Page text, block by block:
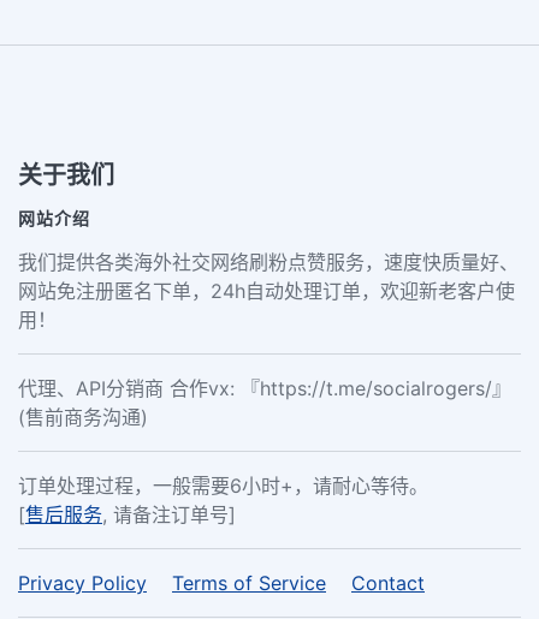
关于我们
网站介绍
我们提供各类海外社交网络刷粉点赞服务，速度快质量好、
网站免注册匿名下单，24h自动处理订单，欢迎新老客户使
用！
代理、API分销商 合作vx: 『https://t.me/socialrogers/』
(售前商务沟通)
订单处理过程，一般需要6小时+，请耐心等待。
[售后服务, 请备注订单号]
Privacy Policy Terms of Service Contact